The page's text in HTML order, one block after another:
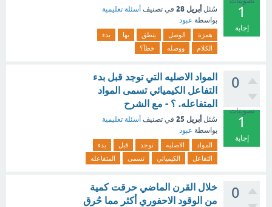
1
إجابة
سُئل أبريل 28 في تصنيف أسئلة تعليمية
بواسطة عبود
همزة الوصل ينطق بها
بدء
الكلام
ووصله خطأ؟
0
تصويتات
1
إجابة
المواد الاصليه التي توجد قبل بدء
التفاعل الكيميائي تسمى المواد
المتفاعله. ؟ - مع الشرح
سُئل أبريل 25 في تصنيف أسئلة تعليمية
بواسطة عبود
المواد الاصليه توجد قبل
بدء
التفاعل
الكيميائي تسمى المتفاعله
0
خلال القرن الماضي حرقت كمية
من الوقود الاحفوري أكثر مما حُرق